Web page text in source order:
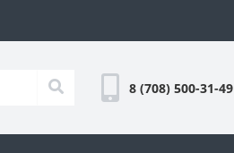
8 (708) 500-31-49